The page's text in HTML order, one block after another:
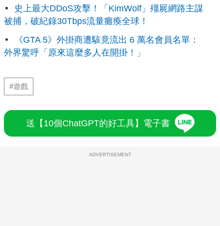
史上最大DDoS攻擊！「KimWolf」殭屍網路主謀
被捕，破紀錄30Tbps流量癱瘓全球！
《GTA 5》外掛商遭駭竟流出 6 萬名會員名單：
外界驚呼「原來這麼多人在開掛！」
#遊戲
送【10個ChatGPT的好工具】電子書
ADVERTISEMENT